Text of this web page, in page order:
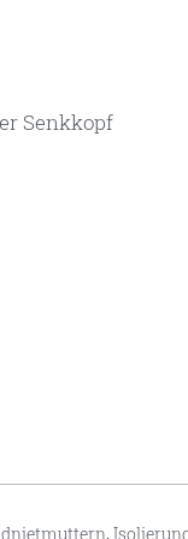
Senkkopf
,